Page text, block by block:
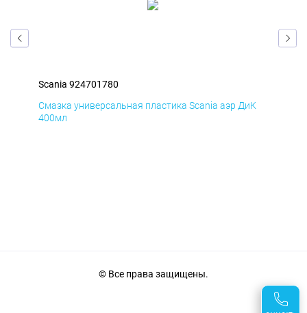
Scania 924701780
Смазка универсальная пластика Scania аэр ДиК
400мл
© Все права защищены.